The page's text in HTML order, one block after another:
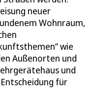
neuer
Wohnraum,
wie
Außenorten und
und
für